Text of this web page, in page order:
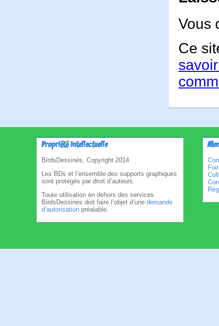
Vous
Ce
Propriété intellectuelle
BirdsDessinés, Copyright 2014
Les BDs et l’ensemble des supports graphiques
sont protégés par droit d’auteurs.
Toute utilisation en dehors des services
BirdsDessinés doit faire l’objet d’une demande
d’autorisation préalable.